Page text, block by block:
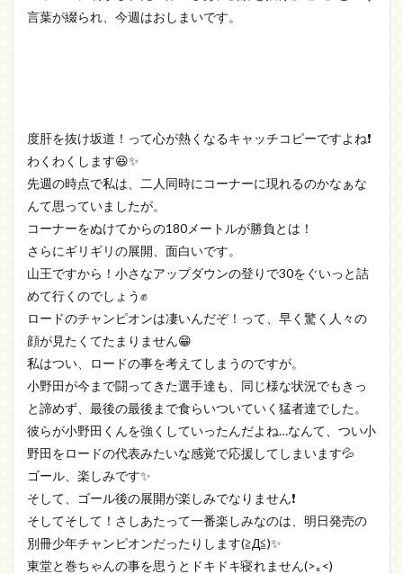
言葉が綴られ、今週はおしまいです。
度肝を抜け坂道！って心が熱くなるキャッチコピーですよね❗
わくわくします😆✨
先週の時点で私は、二人同時にコーナーに現れるのかなぁな
んて思っていましたが。
コーナーをぬけてからの180メートルが勝負とは！
さらにギリギリの展開、面白いです。
山王ですから！小さなアップダウンの登りで30をぐいっと詰
めて行くのでしょう✊
ロードのチャンピオンは凄いんだぞ！って、早く驚く人々の
顔が見たくてたまりません😁
私はつい、ロードの事を考えてしまうのですが。
小野田が今まで闘ってきた選手達も、同じ様な状況でもきっ
と諦めず、最後の最後まで食らいついていく猛者達でした。
彼らが小野田くんを強くしていったんだよね…なんて、つい小
野田をロードの代表みたいな感覚で応援してしまいます💦
ゴール、楽しみです✨
そして、ゴール後の展開が楽しみでなりません❗
そしてそして！さしあたって一番楽しみなのは、明日発売の
別冊少年チャンピオンだったりします(≧Д≦)✨
東堂と巻ちゃんの事を思うとドキドキ寝れません(>｡<)